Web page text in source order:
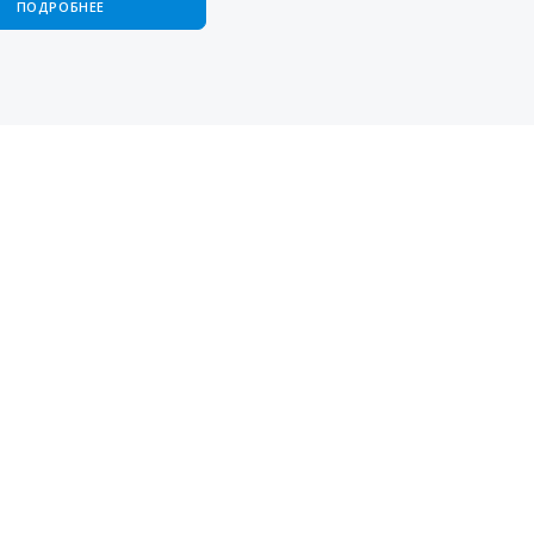
ПОДРОБНЕЕ